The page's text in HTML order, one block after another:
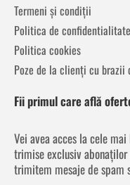
Termeni și condiții
Politica de confidentialitate
Politica cookies
Poze de la clienți cu brazii
Fii primul care află
Vei avea acces la cele
trimise exclusiv abonaților
trimitem mesaje de spam